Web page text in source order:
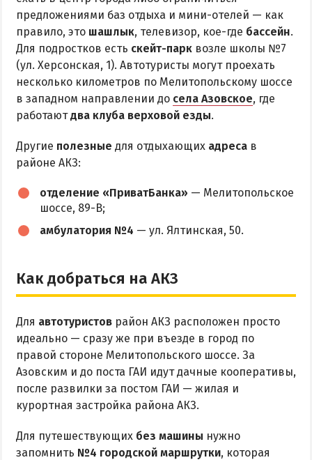
предложениями баз отдыха и мини-отелей — как
правило, это шашлык, телевизор, кое-где бассейн.
Для подростков есть скейт-парк возле школы №7
(ул. Херсонская, 1). Автотуристы могут проехать
несколько километров по Мелитопольскому шоссе
в западном направлении до села Азовское, где
работаютдва клуба верховой езды.
Другие полезные для отдыхающих адреса в
районе АКЗ:
отделение «ПриватБанка» — Мелитопольское
шоссе, 89-В;
амбулатория №4 — ул. Ялтинская, 50.
Как добраться на АКЗ
Для автотуристов район АКЗ расположен просто
идеально — сразу же при въезде в город по
правой стороне Мелитопольского шоссе. За
Азовским и до поста ГАИ идут дачные кооперативы,
после развилки за постом ГАИ — жилая и
курортная застройка района АКЗ.
Для путешествующих без машины нужно
запомнить №4 городской маршрутки, которая